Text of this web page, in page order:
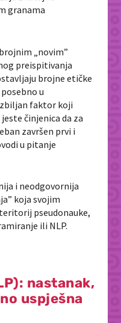
granama
novim”
preispitivanja
brojne etičke
u
faktor koji
činjenica da za
završen prvi i
u pitanje
i neodgovornija
koja svojim
pseudonauke,
ili NLP.
nastanak,
uspješna